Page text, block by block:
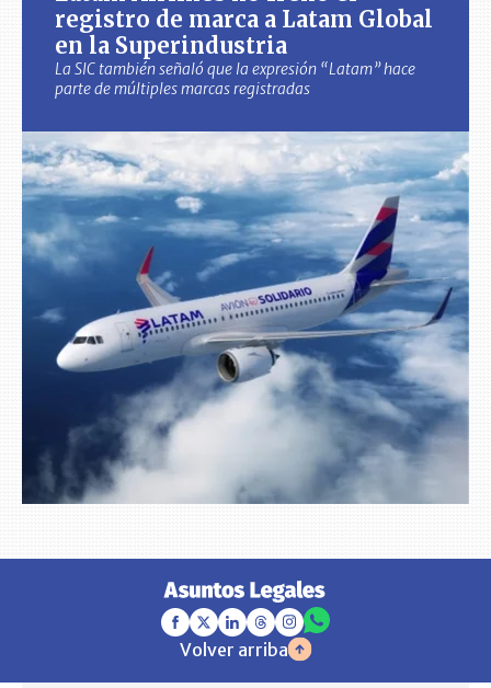
registro de marca a Latam Global
en la Superindustria
La SIC también señaló que la expresión “Latam” hace
parte de múltiples marcas registradas
Volver arriba